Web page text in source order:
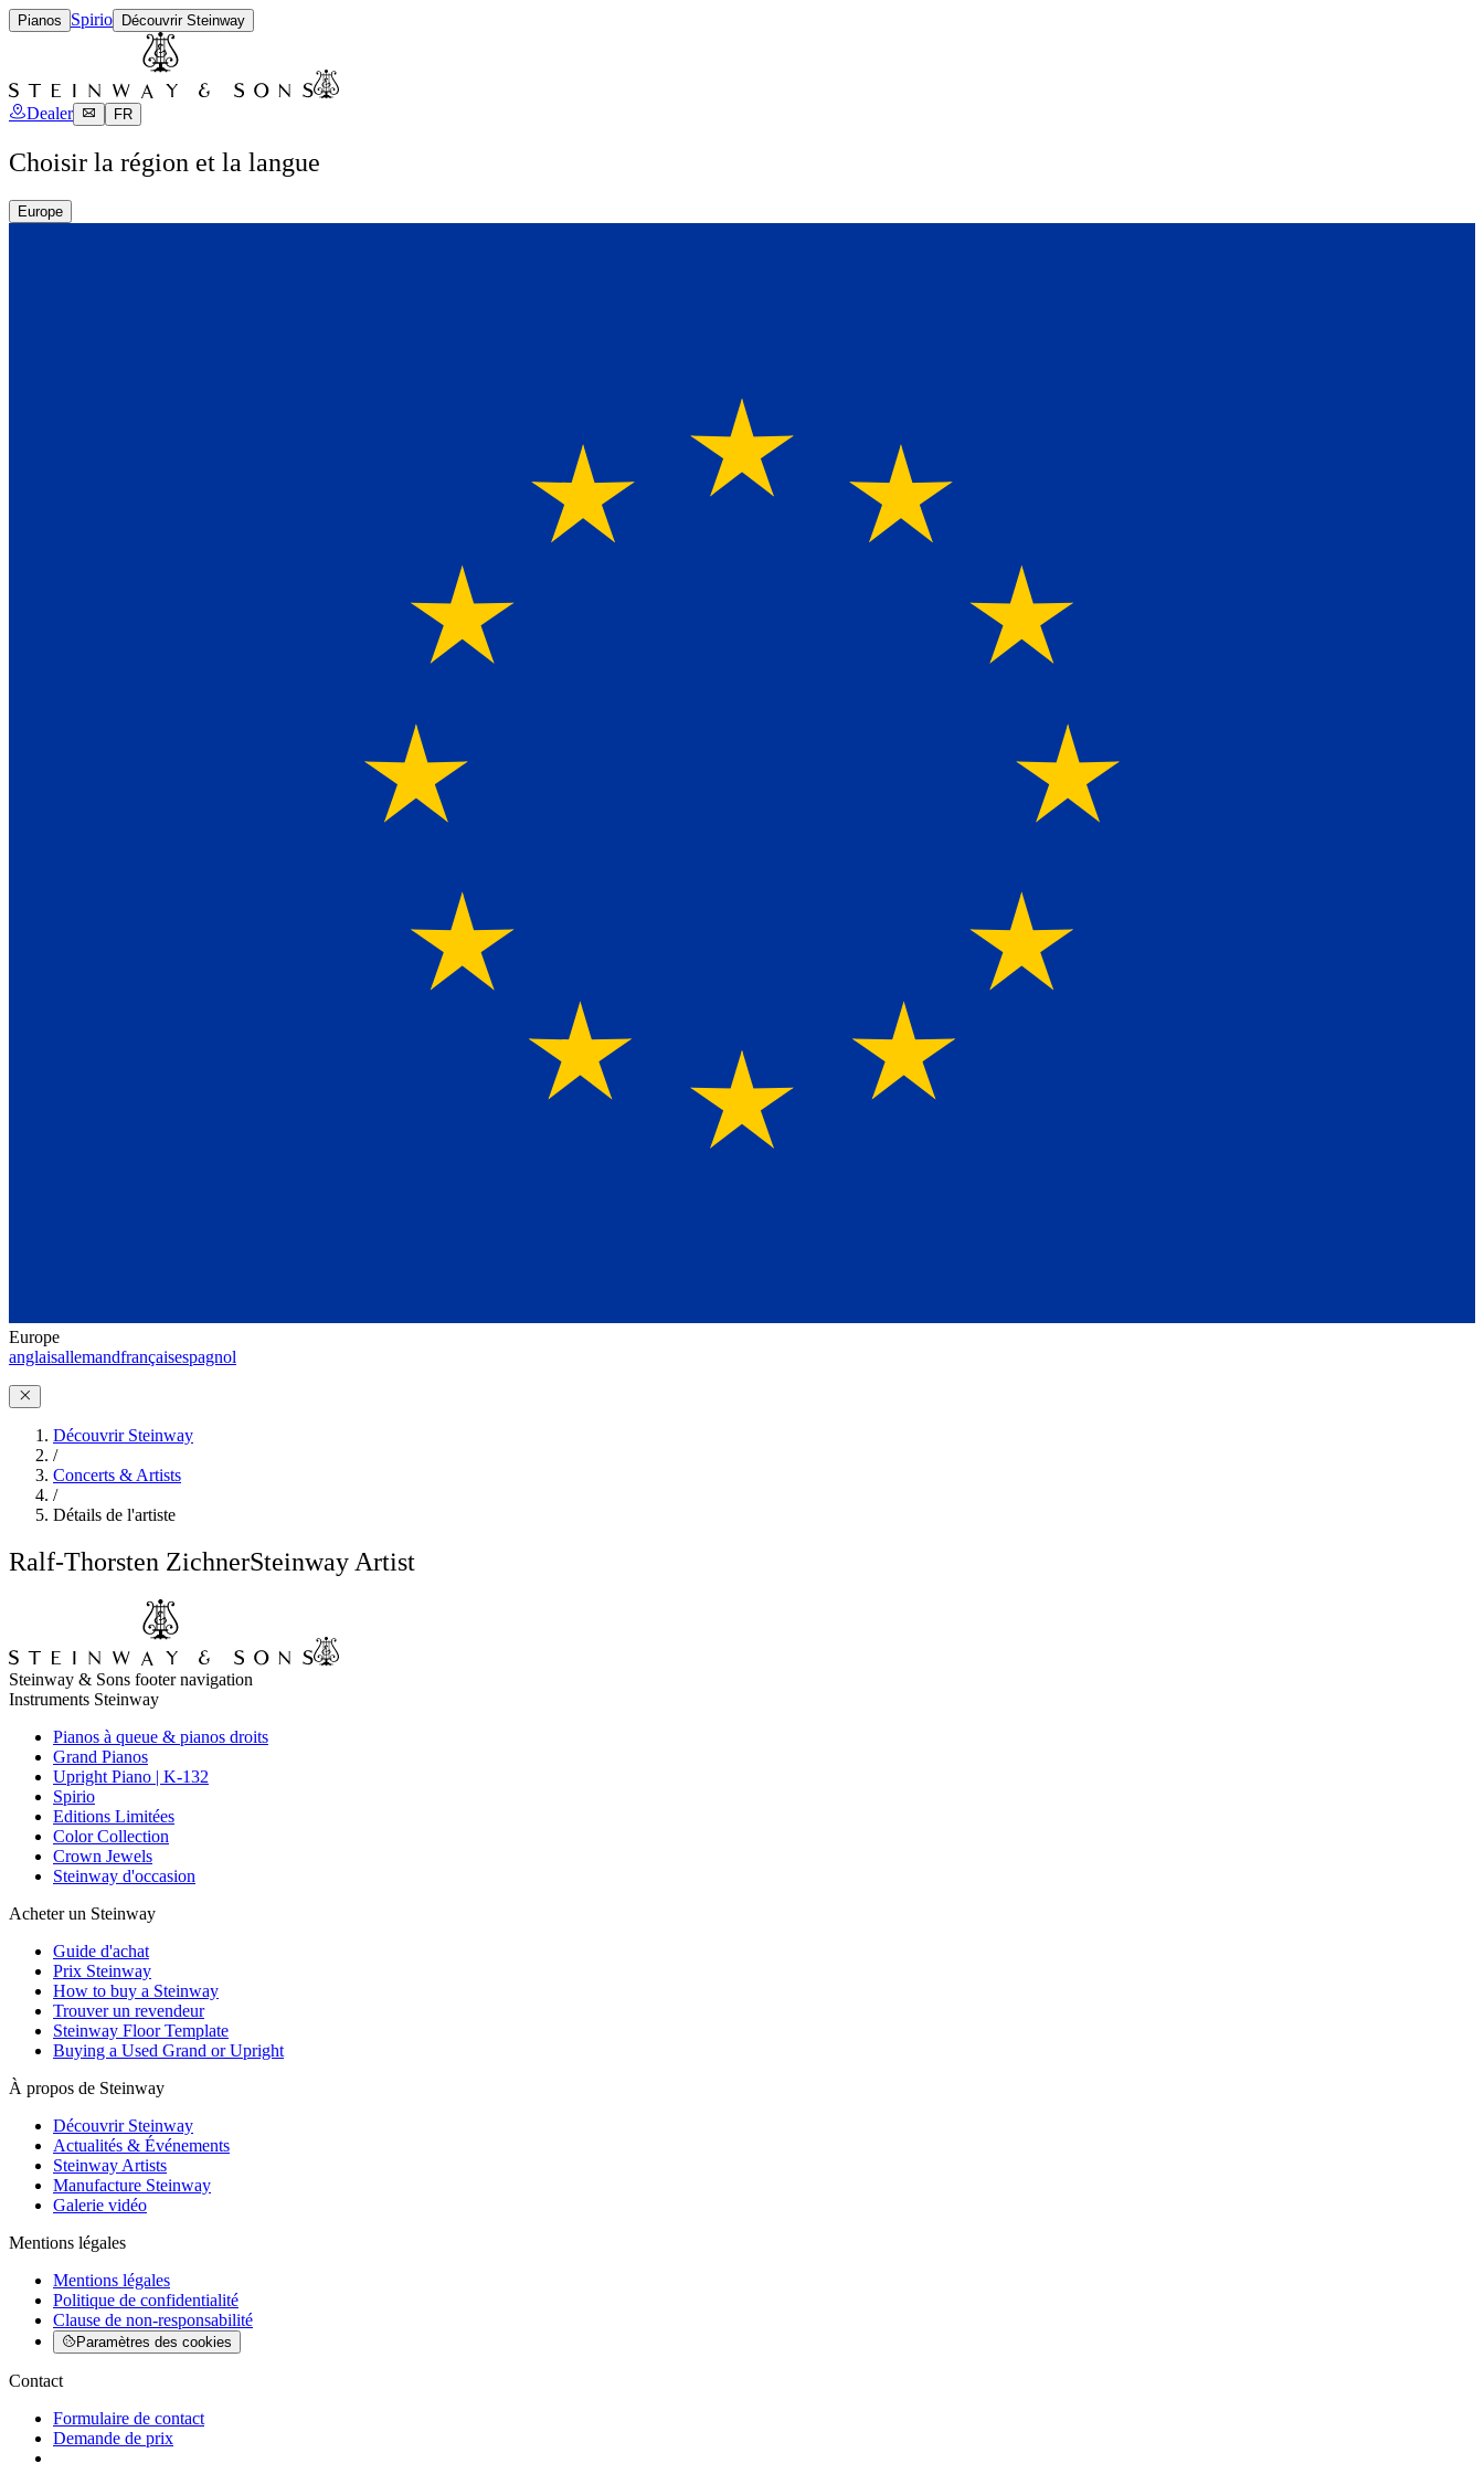
Pianos Spirio Découvrir Steinway
Dealer FR
Choisir la région et la langue
Europe
Europe
anglaisallemandfrançaisespagnol
Découvrir Steinway
/
Concerts & Artists
/
Détails de l'artiste
Ralf-Thorsten ZichnerSteinway Artist
Steinway & Sons footer navigation
Instruments Steinway
Pianos à queue & pianos droits
Grand Pianos
Upright Piano | K-132
Spirio
Editions Limitées
Color Collection
Crown Jewels
Steinway d'occasion
Acheter un Steinway
Guide d'achat
Prix Steinway
How to buy a Steinway
Trouver un revendeur
Steinway Floor Template
Buying a Used Grand or Upright
À propos de Steinway
Découvrir Steinway
Actualités & Événements
Steinway Artists
Manufacture Steinway
Galerie vidéo
Mentions légales
Mentions légales
Politique de confidentialité
Clause de non-responsabilité
Paramètres des cookies
Contact
Formulaire de contact
Demande de prix